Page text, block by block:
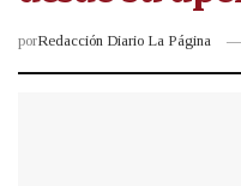
porRedacción Diario La Página